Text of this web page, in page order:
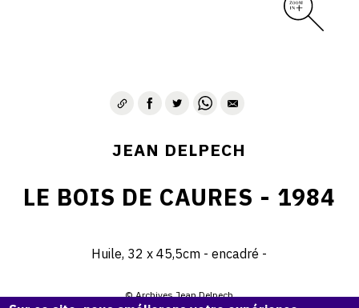
JEAN DELPECH
LE BOIS DE CAURES - 1984
Huile, 32 x 45,5cm - encadré -
© Archives Jean Delpech